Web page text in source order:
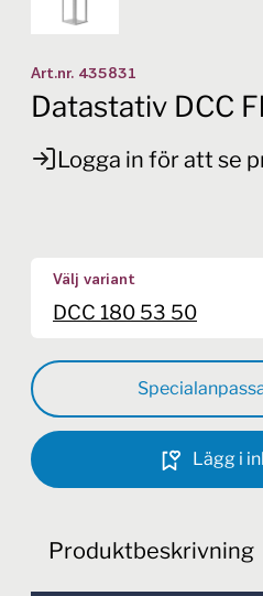
Art.nr. 435831
Datastativ DCC
Logga in för att se
Välj variant
DCC 180 53 50
Lägg i
Produktbeskrivning